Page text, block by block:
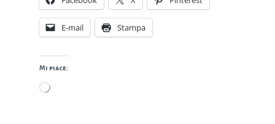
E-mail Stampa
Mi piace:
Caricamento